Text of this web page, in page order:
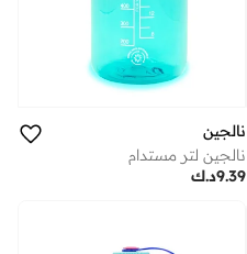
نالجين
نالجين لتر مستدام
د.ك9.39